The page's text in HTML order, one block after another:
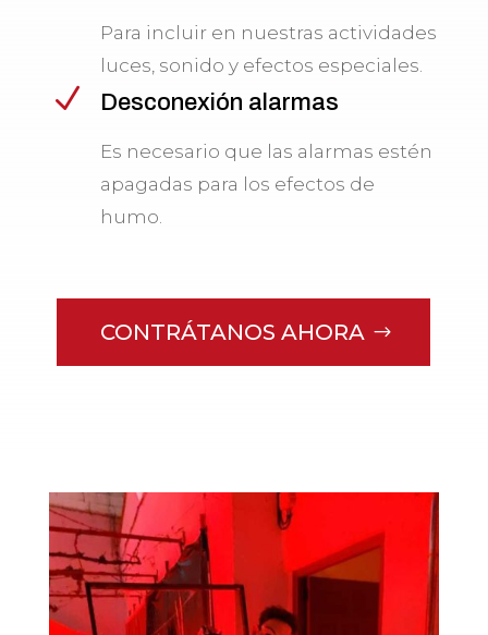
Para incluir en nuestras actividades
luces, sonido y efectos especiales.
N Desconexión alarmas
Es necesario que las alarmas estén
apagadas para los efectos de
humo.
CONTRÁTANOS AHORA